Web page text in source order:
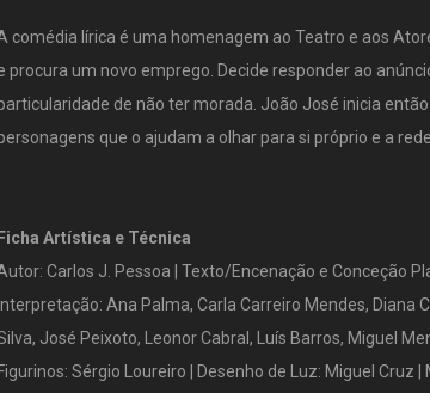
comédia lírica é uma homenagem ao Teatro e aos
procura um novo emprego. Decide responder ao
de não ter morada. João José inicia
que o ajudam a olhar para si próprio e a
Ficha Artística e Técnica
Carlos J. Pessoa | Texto/Encenação e Conceção
Interpretação: Ana Palma, Carla Carreiro Mendes, Diana
José Peixoto, Leonor Cabral, Luís Barros, Miguel
Figurinos: Sérgio Loureiro | Desenho de Luz: Miguel Cruz